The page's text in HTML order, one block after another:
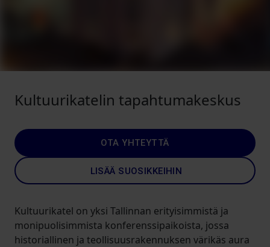
Kultuurikatelin tapahtumakeskus
OTA YHTEYTTÄ
LISÄÄ SUOSIKKEIHIN
Kultuurikatel on yksi Tallinnan erityisimmistä ja
monipuolisimmista konferenssipaikoista, jossa
historiallinen ja teollisuusrakennuksen värikäs aura